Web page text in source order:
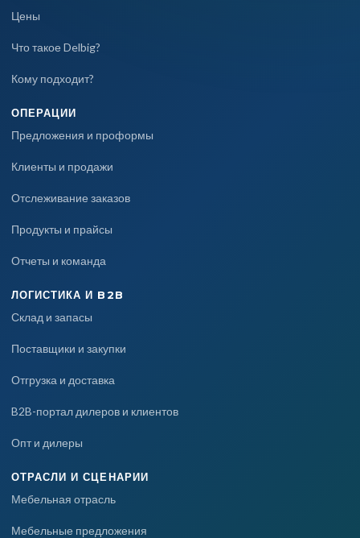
Цены
Что такое Delbig?
Кому подходит?
ОПЕРАЦИИ
Предложения и проформы
Клиенты и продажи
Отслеживание заказов
Продукты и прайсы
Отчеты и команда
ЛОГИСТИКА И B2B
Склад и запасы
Поставщики и закупки
Отгрузка и доставка
B2B-портал дилеров и клиентов
Опт и дилеры
ОТРАСЛИ И СЦЕНАРИИ
Мебельная отрасль
Мебельные предложения